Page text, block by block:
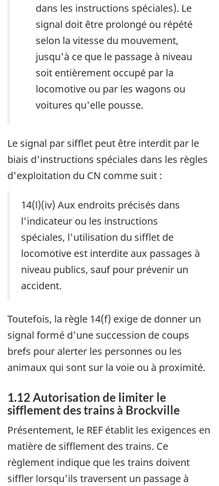
dans les instructions spéciales). Le
signal doit être prolongé ou répété
selon la vitesse du mouvement,
jusqu'à ce que le passage à niveau
soit entièrement occupé par la
locomotive ou par les wagons ou
voitures qu'elle pousse.
Le signal par sifflet peut être interdit par le
biais d'instructions spéciales dans les règles
d'exploitation du CN comme suit :
14(l)(iv) Aux endroits précisés dans
l'indicateur ou les instructions
spéciales, l'utilisation du sifflet de
locomotive est interdite aux passages à
niveau publics, sauf pour prévenir un
accident.
Toutefois, la règle 14(f) exige de donner un
signal formé d'une succession de coups
brefs pour alerter les personnes ou les
animaux qui sont sur la voie ou à proximité.
1.12 Autorisation de limiter le
sifflement des trains à Brockville
Présentement, le REF établit les exigences en
matière de sifflement des trains. Ce
règlement indique que les trains doivent
siffler lorsqu'ils traversent un passage à